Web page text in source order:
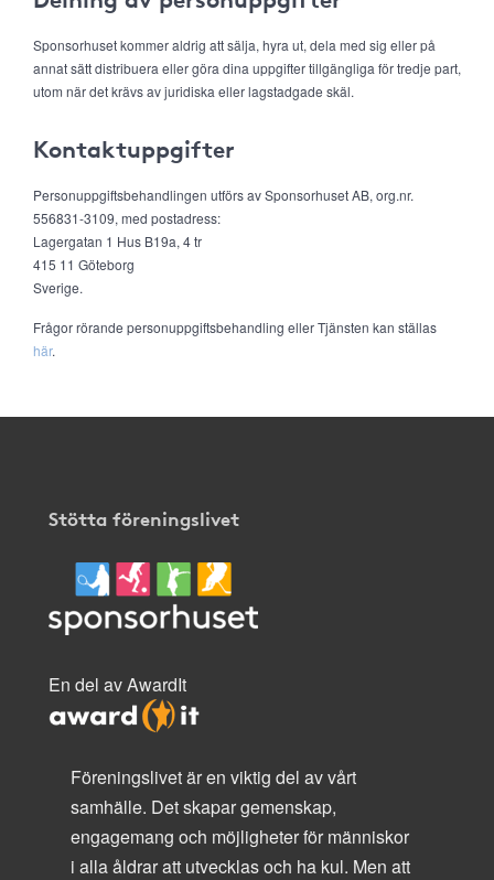
Sponsorhuset kommer aldrig att sälja, hyra ut, dela med sig eller på
annat sätt distribuera eller göra dina uppgifter tillgängliga för tredje part,
utom när det krävs av juridiska eller lagstadgade skäl.
Kontaktuppgifter
Personuppgiftsbehandlingen utförs av Sponsorhuset AB, org.nr.
556831-3109, med postadress:
Lagergatan 1 Hus B19a, 4 tr
415 11 Göteborg
Sverige.
Frågor rörande personuppgiftsbehandling eller Tjänsten kan ställas
här.
Stötta föreningslivet
En del av AwardIt
Föreningslivet är en viktig del av vårt
samhälle. Det skapar gemenskap,
engagemang och möjligheter för människor
i alla åldrar att utvecklas och ha kul. Men att